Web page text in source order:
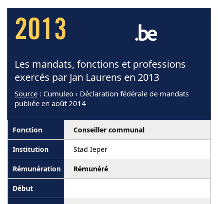
2013
Les mandats, fonctions et professions
exercés par Jan Laurens en 2013
Source : Cumuleo › Déclaration fédérale de mandats
publiée en août 2014
Conseiller communal
Stad Ieper
Rémunéré